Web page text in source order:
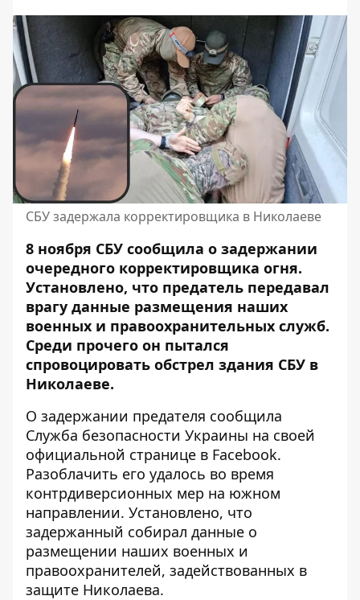
СБУ задержала корректировщика в Николаеве
8 ноября СБУ сообщила о задержании
очередного корректировщика огня.
Установлено, что предатель передавал
врагу данные размещения наших
военных и правоохранительных служб.
Среди прочего он пытался
спровоцировать обстрел здания СБУ в
Николаеве.
О задержании предателя сообщила
Служба безопасности Украины на своей
официальной странице в Facebook.
Разоблачить его удалось во время
контрдиверсионных мер на южном
направлении. Установлено, что
задержанный собирал данные о
размещении наших военных и
правоохранителей, задействованных в
защите Николаева.